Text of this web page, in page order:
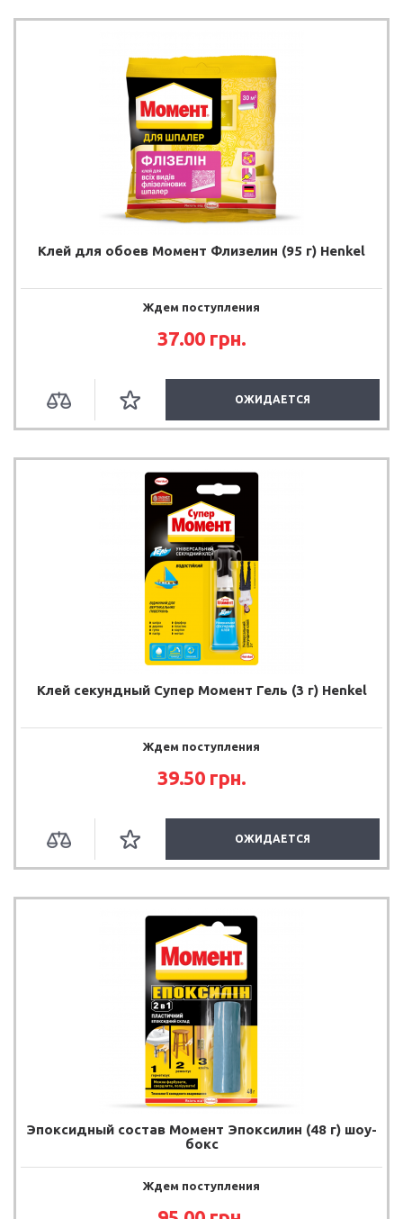
Клей для обоев Момент Флизелин (95 г) Henkel
Ждем поступления
37.00 грн.
ОЖИДАЕТСЯ
Клей секундный Супер Момент Гель (3 г) Henkel
Ждем поступления
39.50 грн.
ОЖИДАЕТСЯ
Эпоксидный состав Момент Эпоксилин (48 г) шоу-
бокс
Ждем поступления